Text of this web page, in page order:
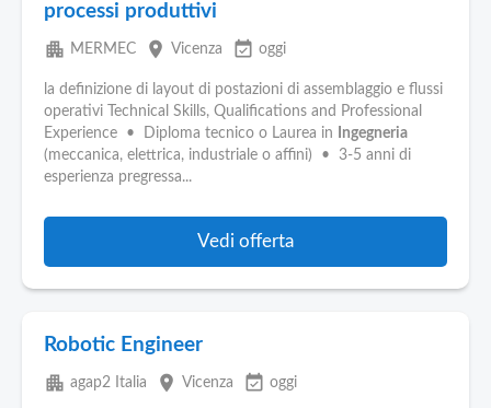
processi produttivi
apartment MERMEC place Vicenza event_available oggi
la definizione di layout di postazioni di assemblaggio e flussi
operativi Technical Skills, Qualifications and Professional
Experience • Diploma tecnico o Laurea in
Ingegneria
(meccanica, elettrica, industriale o affini) • 3-5 anni di
esperienza pregressa...
Vedi offerta
Robotic Engineer
apartment agap2 Italia place Vicenza event_available oggi